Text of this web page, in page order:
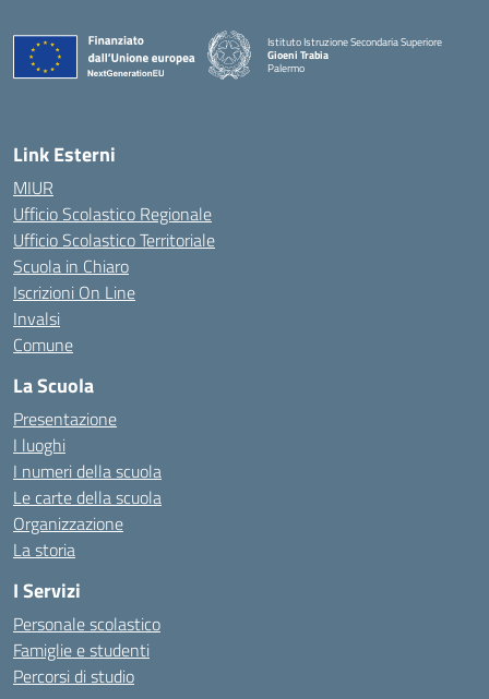
Istituto Istruzione Secondaria Superiore
Gioeni Trabia
Palermo
Link Esterni
MIUR
Ufficio Scolastico Regionale
Ufficio Scolastico Territoriale
Scuola in Chiaro
Iscrizioni On Line
Invalsi
Comune
La Scuola
Presentazione
I luoghi
I numeri della scuola
Le carte della scuola
Organizzazione
La storia
I Servizi
Personale scolastico
Famiglie e studenti
Percorsi di studio